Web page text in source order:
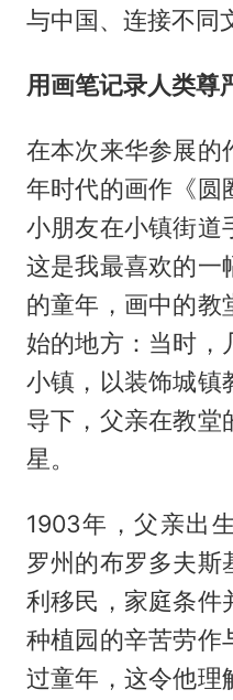
与中国、连接不同
用画笔记录人类尊
在本次来华参展的
年时代的画作《圆
小朋友在小镇街道
这是我最喜欢的一
的童年，画中的教
始的地方：当时，
小镇，以装饰城镇
导下，父亲在教堂
星。
1903年，父亲出
罗州的布罗多夫斯
利移民，家庭条件
种植园的辛苦劳作
过童年，这令他理